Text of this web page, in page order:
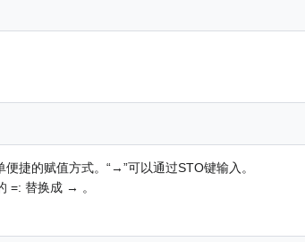
捷的赋值方式。“→”可以通过STO键输入。
=: 替换成 → 。